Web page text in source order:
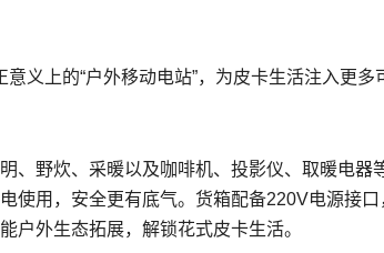
义上的“户外移动电站”，为皮卡生活注入更多
、野炊、采暖以及咖啡机、投影仪、取暖电器
使用，安全更有底气。货箱配备220V电源接
户外生态拓展，解锁花式皮卡生活。